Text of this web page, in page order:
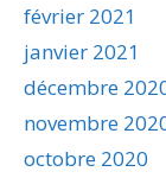
février 2021
janvier 2021
décembre
novembre
octobre 2020